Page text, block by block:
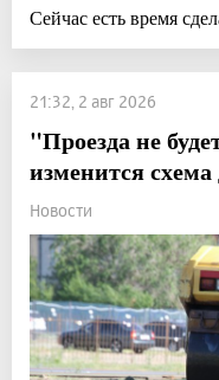
Сейчас есть время
21:32, 2 авг 2026
"Проезда не
изменится
Новости